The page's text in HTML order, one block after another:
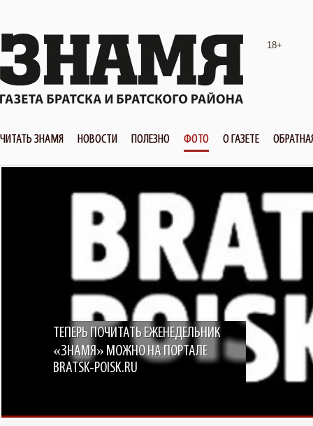
18+
ЧИТАТЬ ЗНАМЯ НОВОСТИ ПОЛЕЗНО ФОТО О ГАЗЕТЕ
ТЕПЕРЬ ПОЧИТАТЬ ЕЖЕНЕДЕЛЬНИК
«ЗНАМЯ» МОЖНО НА ПОРТАЛЕ
BRATSK-POISK.RU